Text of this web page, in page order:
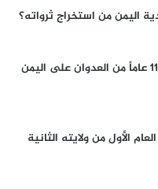
اليمن من استخراج ثرواته؟
الأول من ولايته الثانية